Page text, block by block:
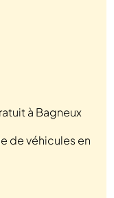
à Bagneux
de véhicules en